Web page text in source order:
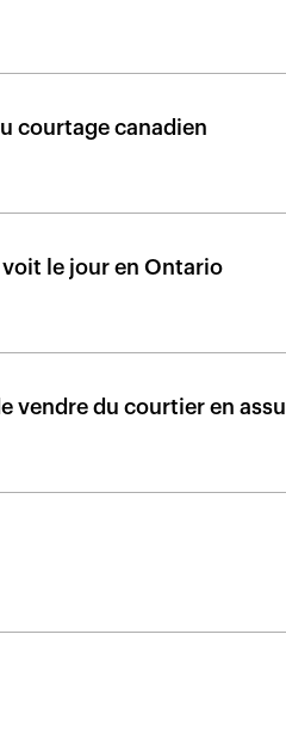
courtage canadien
le jour en Ontario
vendre du courtier en